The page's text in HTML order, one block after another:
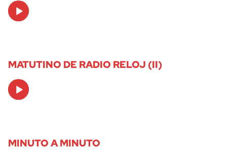
Audio
Player
MATUTINO DE RADIO RELOJ (II)
Audio
Player
MINUTO A MINUTO